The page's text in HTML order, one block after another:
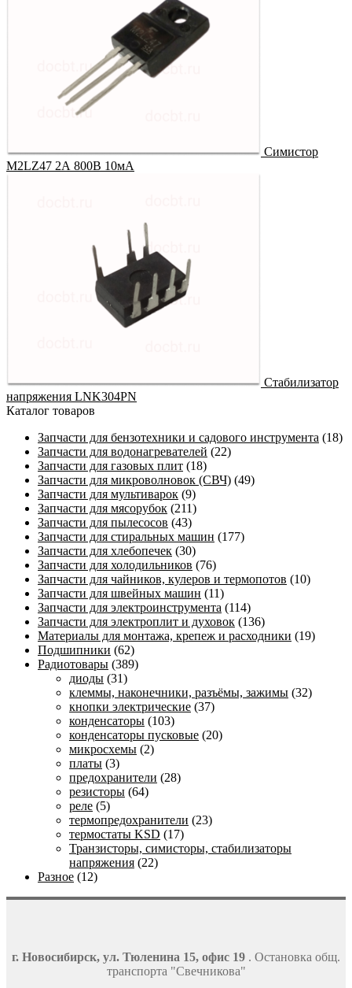
Симистор
M2LZ47 2А 800В 10мА
Cтабилизатор
напряжения LNK304PN
Каталог товаров
Запчасти для бензотехники и садового инструмента (18)
Запчасти для водонагревателей (22)
Запчасти для газовых плит (18)
Запчасти для микроволновок (СВЧ) (49)
Запчасти для мультиварок (9)
Запчасти для мясорубок (211)
Запчасти для пылесосов (43)
Запчасти для стиральных машин (177)
Запчасти для хлебопечек (30)
Запчасти для холодильников (76)
Запчасти для чайников, кулеров и термопотов (10)
Запчасти для швейных машин (11)
Запчасти для электроинструмента (114)
Запчасти для электроплит и духовок (136)
Материалы для монтажа, крепеж и расходники (19)
Подшипники (62)
Радиотовары (389)
диоды (31)
клеммы, наконечники, разъёмы, зажимы (32)
кнопки электрические (37)
конденсаторы (103)
конденсаторы пусковые (20)
микросхемы (2)
платы (3)
предохранители (28)
резисторы (64)
реле (5)
термопредохранители (23)
термостаты KSD (17)
Транзисторы, симисторы, стабилизаторы
напряжения (22)
Разное (12)
г. Новосибирск, ул. Тюленина 15, офис 19 . Остановка общ.
транспорта "Свечникова"